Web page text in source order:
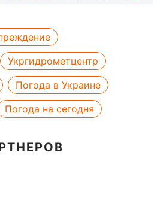
Укргидрометцентр
Погода в Украине
Погода на сегодня